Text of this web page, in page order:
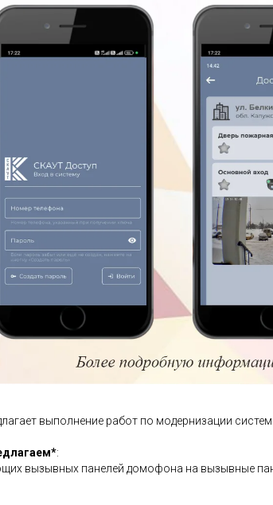
выполнение работ по модернизации
:
вызывных панелей домофона на вызывные